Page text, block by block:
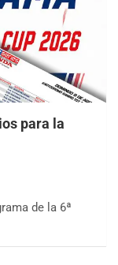
para la
de la 6ª